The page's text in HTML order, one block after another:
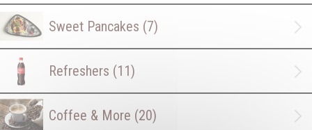
Sweet Pancakes (7)
Refreshers (11)
Coffee & More (20)